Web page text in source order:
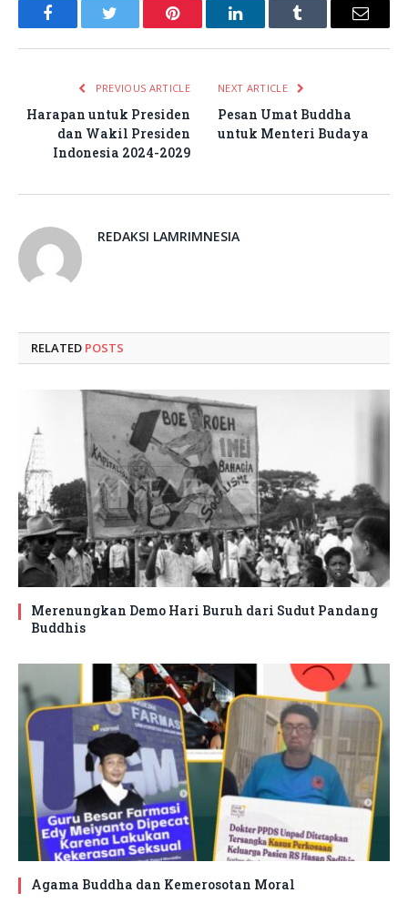
FacebookTwitter Pinterest LinkedInTumblr Email
PREVIOUS ARTICLE
Harapan untuk Presiden
dan Wakil Presiden
Indonesia 2024-2029
NEXT ARTICLE
Pesan Umat Buddha
untuk Menteri Budaya
REDAKSI LAMRIMNESIA
RELATED POSTS
Merenungkan Demo Hari Buruh dari Sudut Pandang
Buddhis
Agama Buddha dan Kemerosotan Moral